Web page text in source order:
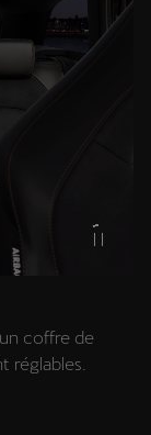
coffre de
réglables.